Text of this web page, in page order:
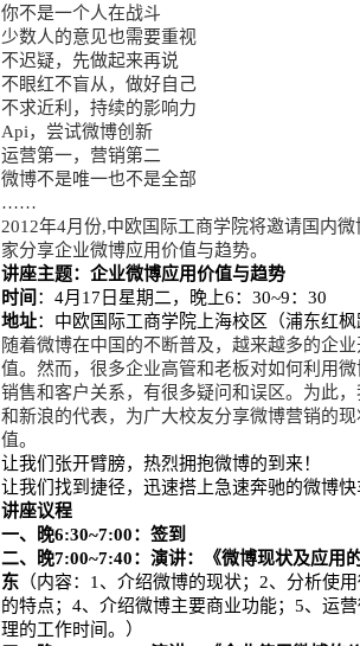
你不是一个人在战斗
少数人的意见也需要重视
不迟疑，先做起来再说
不眼红不盲从，做好自己
不求近利，持续的影响力
Api，尝试微博创新
运营第一，营销第二
微博不是唯一也不是全部
……
2012年4月份,中欧国际工商学院将邀请国内
家分享企业微博应用价值与趋势。
讲座主题：企业微博应用价值与趋势
时间 ： 4月 17 日星期二，晚上6： 30~9： 30
地址：中欧国际工商学院上海校区（浦东红枫
随着微博在中国的不断普及，越来越多的企
值。然而，很多企业高管和老板对如何利用
销售和客户关系，有很多疑问和误区。为此
和新浪的代表，为广大校友分享微博营销的
值。
让我们张开臂膀，热烈拥抱微博的到来！
让我们找到捷径，迅速搭上急速奔驰的微博快
讲座议程
一、晚6:30~7:00：签到
二、晚7:00~7:40：演讲：《微博现状及应用
东 （内容： 1 、介绍微博的现状； 2、分析使
的特点； 4、介绍微博主要商业功能； 5、运
理的工作时间。）